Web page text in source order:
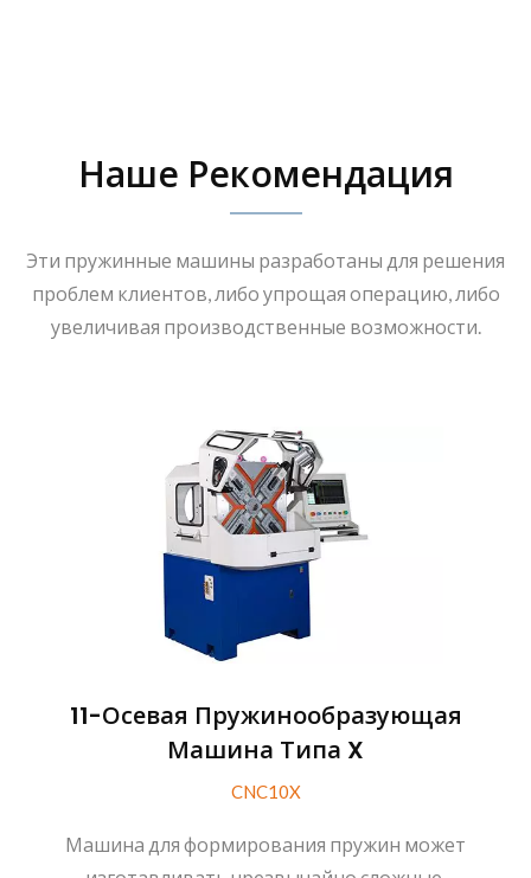
Наше Рекомендация
Эти пружинные машины разработаны для решения
проблем клиентов, либо упрощая операцию, либо
увеличивая производственные возможности.
11-Осевая Пружинообразующая
Машина Типа X
CNC10X
Машина для формирования пружин может